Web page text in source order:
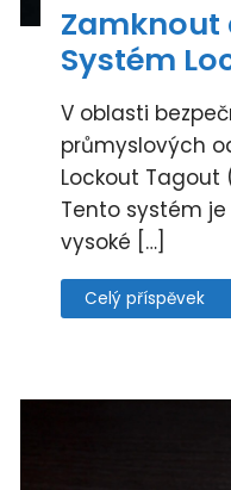
Zamknout
Systém
V oblasti
průmyslových
Lockout Tagout
Tento systém
vysoké […]
Celý příspěvek